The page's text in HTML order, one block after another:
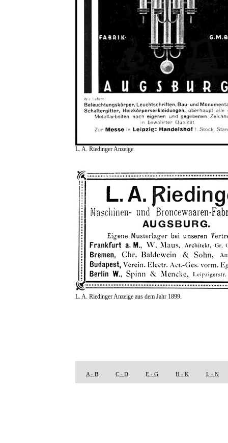
L. A. Riedinger Anzeige.
L. A. Riedinger Anzeige aus dem Jahr 1899.
A - B C - D E - G H - K L - N